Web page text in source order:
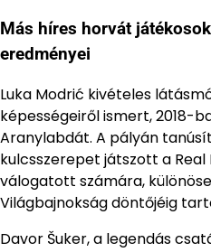
Más híres horvát
eredményei
Luka Modrić kivételes
képességeiről ismert, 2018-
Aranylabdát. A pályán
kulcsszerepet játszott a
válogatott számára,
Világbajnokság döntőjéig
Davor Šuker, a legendás